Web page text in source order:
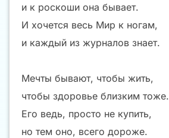
и к роскоши она бывает.
И хочется весь Мир к ногам,
и каждый из журналов знает.
Мечты бывают, чтобы жить,
чтобы здоровье близким тоже.
Его ведь, просто не купить,
но тем оно, всего дороже.